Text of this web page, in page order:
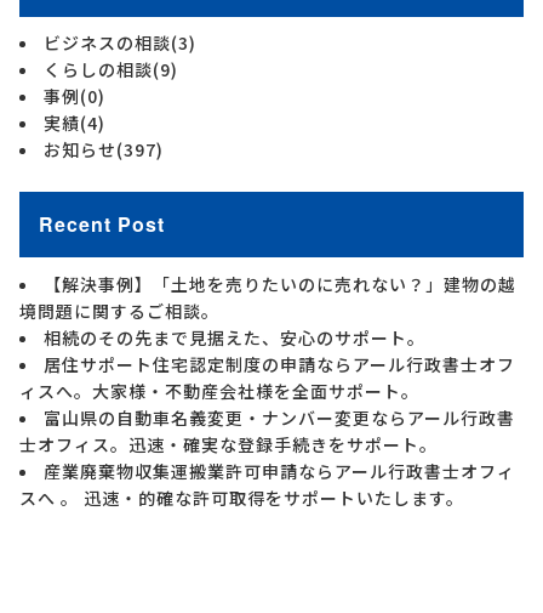
ビジネスの相談(3)
くらしの相談(9)
事例(0)
実績(4)
お知らせ(397)
Recent Post
【解決事例】「土地を売りたいのに売れない？」建物の越
境問題に関するご相談。
相続のその先まで見据えた、安心のサポート。
居住サポート住宅認定制度の申請ならアール行政書士オフ
ィスへ。大家様・不動産会社様を全面サポート。
富山県の自動車名義変更・ナンバー変更ならアール行政書
士オフィス。迅速・確実な登録手続きをサポート。
産業廃棄物収集運搬業許可申請ならアール行政書士オフィ
スへ 。 迅速・的確な許可取得をサポートいたします。